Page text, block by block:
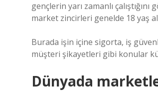
gençlerin yarı zamanlı
market zincirleri genelde 18 yaş
Burada işin içine sigorta, iş
müşteri şikayetleri gibi konular
Dünyada